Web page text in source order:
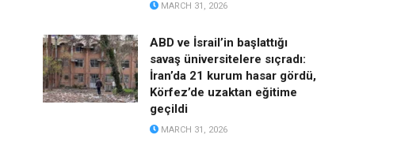
MARCH 31, 2026
ABD ve İsrail’in başlattığı
savaş üniversitelere sıçradı:
İran’da 21 kurum hasar gördü,
Körfez’de uzaktan eğitime
geçildi
MARCH 31, 2026